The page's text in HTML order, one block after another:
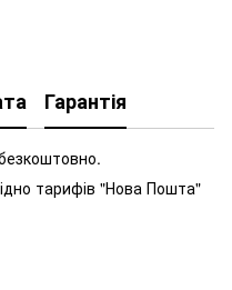
Гарантія
тарифів "Нова Пошта"